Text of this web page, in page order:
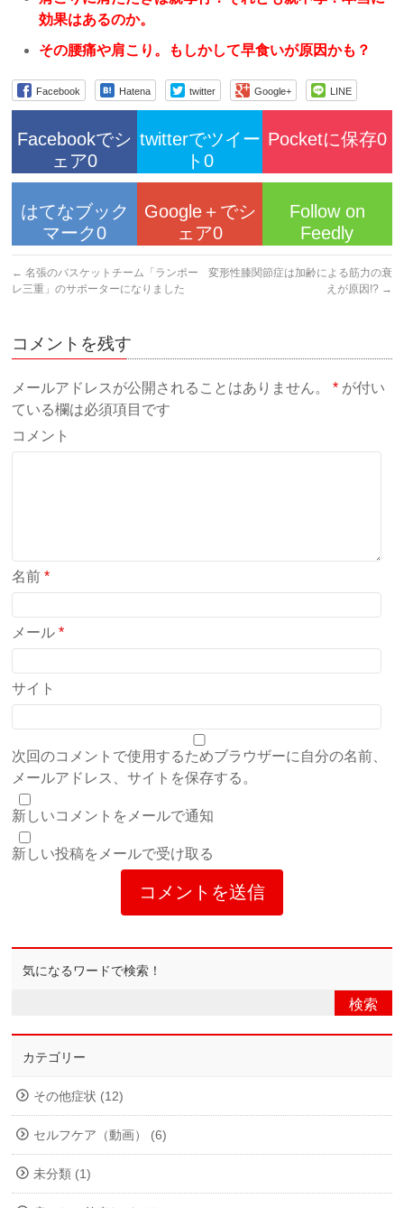
効果はあるのか。
その腰痛や肩こり。もしかして早食いが原因かも？
Facebook Hatena twitter Google+ LINE
Facebookでシ
ェア0
twitterでツイー
ト0
Pocketに保存0
はてなブック
マーク0
Google＋でシ
ェア0
Follow on
Feedly
← 名張のバスケットチーム「ランポー
レ三重」のサポーターになりました
変形性膝関節症は加齢による筋力の衰
えが原因!? →
コメントを残す
メールアドレスが公開されることはありません。 * が付い
ている欄は必須項目です
コメント
名前*
メール*
サイト
次回のコメントで使用するためブラウザーに自分の名前、
メールアドレス、サイトを保存する。
新しいコメントをメールで通知
新しい投稿をメールで受け取る
気になるワードで検索！
カテゴリー
その他症状 (12)
セルフケア（動画） (6)
未分類 (1)